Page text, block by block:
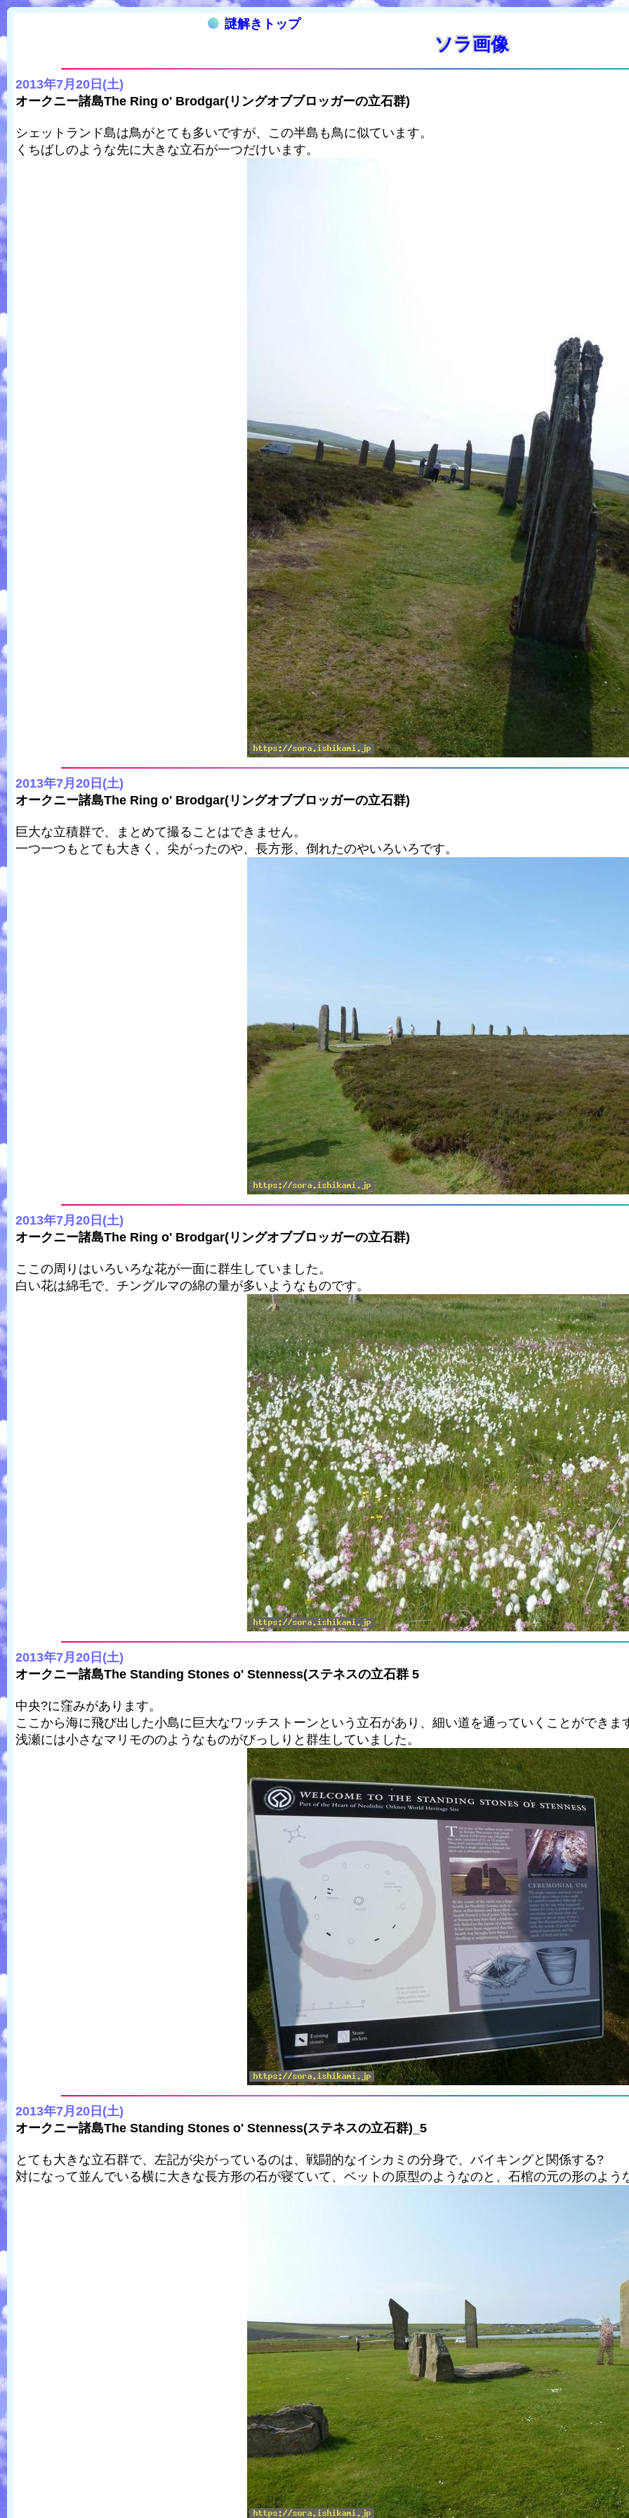
謎解きトップ
ソラ画像
2013年7月20日(土)
オークニー諸島The Ring o' Brodgar(リングオブブロッガーの立石群)
シェットランド島は鳥がとても多いですが、この半島も鳥に似ています。
くちばしのような先に大きな立石が一つだけいます。
2013年7月20日(土)
オークニー諸島The Ring o' Brodgar(リングオブブロッガーの立石群)
巨大な立積群で、まとめて撮ることはできません。
一つ一つもとても大きく、尖がったのや、長方形、倒れたのやいろいろです。
2013年7月20日(土)
オークニー諸島The Ring o' Brodgar(リングオブブロッガーの立石群)
ここの周りはいろいろな花が一面に群生していました。
白い花は綿毛で、チングルマの綿の量が多いようなものです。
2013年7月20日(土)
オークニー諸島The Standing Stones o' Stenness(ステネスの立石群 5
中央?に窪みがあります。
ここから海に飛び出した小島に巨大なワッチストーンという立石があり、細い道を通っていくことができま
浅瀬には小さなマリモののようなものがびっしりと群生していました。
2013年7月20日(土)
オークニー諸島The Standing Stones o' Stenness(ステネスの立石群)_5
とても大きな立石群で、左記が尖がっているのは、戦闘的なイシカミの分身で、バイキングと関係する?
対になって並んでいる横に大きな長方形の石が寝ていて、ベットの原型のようなのと、石棺の元の形のよう